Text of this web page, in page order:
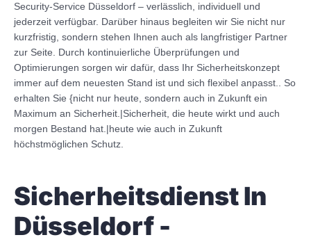
Security-Service Düsseldorf – verlässlich, individuell und
jederzeit verfügbar. Darüber hinaus begleiten wir Sie nicht nur
kurzfristig, sondern stehen Ihnen auch als langfristiger Partner
zur Seite. Durch kontinuierliche Überprüfungen und
Optimierungen sorgen wir dafür, dass Ihr Sicherheitskonzept
immer auf dem neuesten Stand ist und sich flexibel anpasst.. So
erhalten Sie {nicht nur heute, sondern auch in Zukunft ein
Maximum an Sicherheit.|Sicherheit, die heute wirkt und auch
morgen Bestand hat.|heute wie auch in Zukunft
höchstmöglichen Schutz.
Sicherheitsdienst In
Düsseldorf -